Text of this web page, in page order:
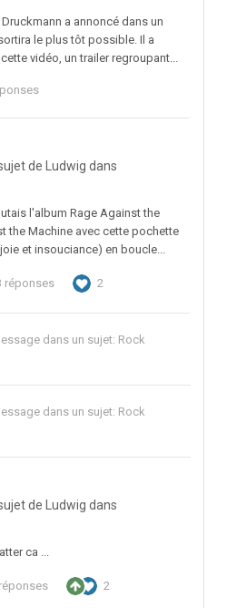
a annoncé dans un
le plus tôt possible. Il a
vidéo, un trailer regroupant...
de Ludwig dans
l'album Rage Against the
the Machine avec cette pochette
et insouciance) en boucle...
réponses 2
dans un sujet: Rock
dans un sujet: Rock
de Ludwig dans
ca ...
2